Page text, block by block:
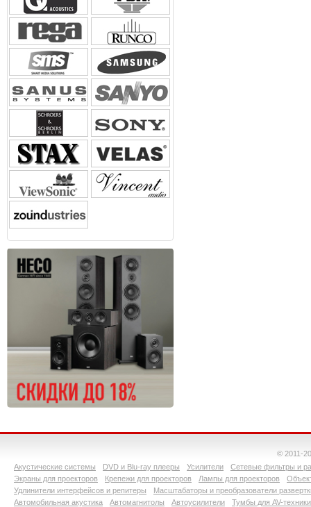
© 2011-
Акустические системы
DVD и Blu-ray плееры Усилители
Сетевые фильтры и
Экраны для проекторов
Крепежи для проекторов Лампы для проекторов
Удлинители интерфейсов и репитеры
Масштабаторы и преобразователи
Автомобильная акустика
Автомагнитолы Автоусилители
Тумбы для AV-техники